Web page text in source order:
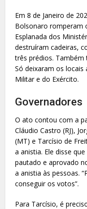
Em 8 de Janeiro de
Bolsonaro romperam
Esplanada dos
destruíram cadeiras,
três prédios. Também
Só deixaram os locais
Militar e do Exército.
Governadores
O ato contou com a
Cláudio Castro (RJ),
(MT) e Tarcísio de
a anistia. Ele disse
pautado e aprovado
a anistia às pessoas.
conseguir os votos”.
Para Tarcísio, é